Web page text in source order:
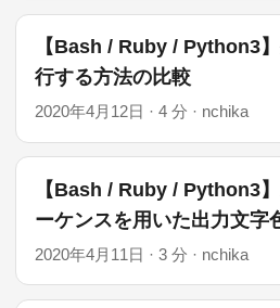
【Bash / Ruby / Python3
行する方法の比較
2020年4月12日 · 4 分 · nchika
【Bash / Ruby / Python3
ーケンスを用いた出力文字
2020年4月11日 · 3 分 · nchika